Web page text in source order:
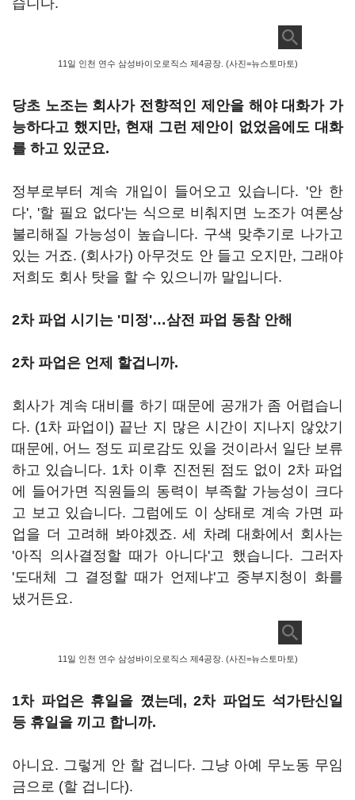
습니다.
11일 인천 연수 삼성바이오로직스 제4공장. (사진=뉴스토마토)
당초 노조는 회사가 전향적인 제안을 해야 대화가 가
능하다고 했지만, 현재 그런 제안이 없었음에도 대화
를 하고 있군요.
정부로부터 계속 개입이 들어오고 있습니다. '안 한
다', '할 필요 없다'는 식으로 비춰지면 노조가 여론상
불리해질 가능성이 높습니다. 구색 맞추기로 나가고
있는 거죠. (회사가) 아무것도 안 들고 오지만, 그래야
저희도 회사 탓을 할 수 있으니까 말입니다.
2차 파업 시기는 '미정'…삼전 파업 동참 안해
2차 파업은 언제 할겁니까.
회사가 계속 대비를 하기 때문에 공개가 좀 어렵습니
다. (1차 파업이) 끝난 지 많은 시간이 지나지 않았기
때문에, 어느 정도 피로감도 있을 것이라서 일단 보류
하고 있습니다. 1차 이후 진전된 점도 없이 2차 파업
에 들어가면 직원들의 동력이 부족할 가능성이 크다
고 보고 있습니다. 그럼에도 이 상태로 계속 가면 파
업을 더 고려해 봐야겠죠. 세 차례 대화에서 회사는
'아직 의사결정할 때가 아니다'고 했습니다. 그러자
'도대체 그 결정할 때가 언제냐'고 중부지청이 화를
냈거든요.
11일 인천 연수 삼성바이오로직스 제4공장. (사진=뉴스토마토)
1차 파업은 휴일을 꼈는데, 2차 파업도 석가탄신일
등 휴일을 끼고 합니까.
아니요. 그렇게 안 할 겁니다. 그냥 아예 무노동 무임
금으로 (할 겁니다).